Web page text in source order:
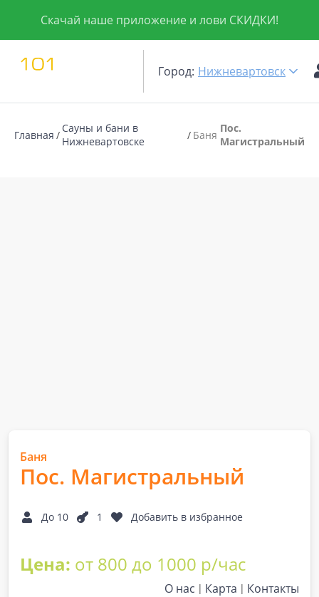
Скачай наше приложение и лови СКИДКИ!
Город: Нижневартовск
Главная
Сауны и бани в
Нижневартовске
Баня Пос.
Магистральный
Баня
Пос. Магистральный
До 10 1 Добавить в избранное
Цена: от 800 до 1000 р/час
О нас Карта Контакты